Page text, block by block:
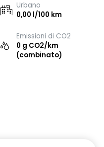
Urbano
0,00 l/100 km
Emissioni di CO2
0 g CO2/km
(combinato)